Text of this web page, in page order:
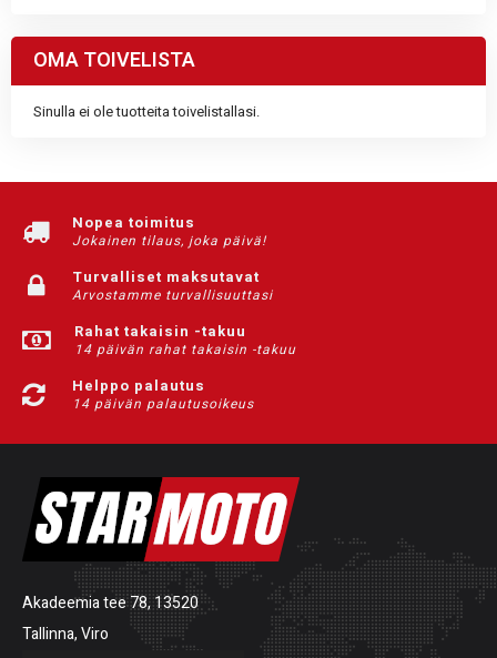
OMA TOIVELISTA
Sinulla ei ole tuotteita toivelistallasi.
Nopea toimitus
Jokainen tilaus, joka päivä!
Turvalliset maksutavat
Arvostamme turvallisuuttasi
Rahat takaisin -takuu
14 päivän rahat takaisin -takuu
Helppo palautus
14 päivän palautusoikeus
Akadeemia tee 78, 13520
Tallinna, Viro